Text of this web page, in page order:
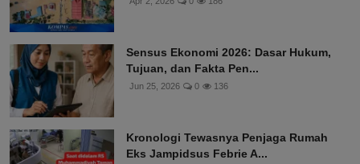
Sensus Ekonomi 2026: Dasar Hukum,
Tujuan, dan Fakta Pen...
Jun 25, 2026 0 136
Kronologi Tewasnya Penjaga Rumah
Eks Jampidsus Febrie A...